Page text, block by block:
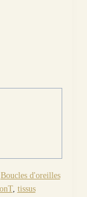
Boucles d'oreilles
, tissus